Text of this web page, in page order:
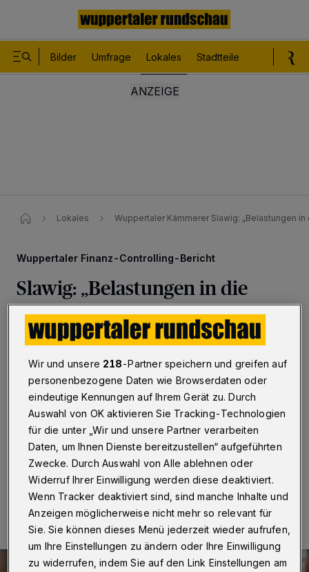
Bilder Umfrage Lokales Stadtteile
Lokales Wuppertaler Kämmerer Slawig: „Belastungen
Wuppertaler Finanz-Controlling-Bericht
Slawig: „Belastungen in die
Zukunft verschoben“
Wuppertal·Der aktuelle Finanz-Controlling-Bericht
der Stadt Wuppertal zum 30. September 2021 weist im
ordentlichen Teil eine weitere Verbesserung im
Vormonatsvergleich von rund 1,6 Millionen Euro aus.
Die Ursache dafür sei die nachgeholte
Gewinnabführung des Eigenbetriebes WAW aus dem
Geschäftsjahr 2020, so die Verwaltung.
19.10.2021 , 10:47 Uhr Eine Minute Lesezeit
Wir und unsere 218-Partner speichern und greifen auf
personenbezogene Daten wie Browserdaten oder
eindeutige Kennungen auf Ihrem Gerät zu. Durch
Auswahl von OK aktivieren Sie Tracking-Technologien
für die unter „Wir und unsere Partner verarbeiten
Daten, um Ihnen Dienste bereitzustellen“ aufgeführten
Zwecke. Durch Auswahl von Alle ablehnen oder
Widerruf Ihrer Einwilligung werden diese deaktiviert.
Wenn Tracker deaktiviert sind, sind manche Inhalte und
Anzeigen möglicherweise nicht mehr so relevant für
Sie. Sie können dieses Menü jederzeit wieder aufrufen,
um Ihre Einstellungen zu ändern oder Ihre Einwilligung
zu widerrufen, indem Sie auf den Link Einstellungen am